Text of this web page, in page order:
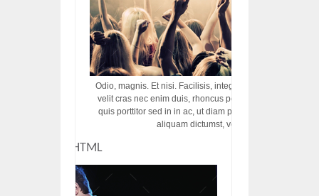
Odio, magnis. Et nisi. Facilisis, integer! Risus augue! Non
velit cras nec enim duis, rhoncus porttitor ac vut rhoncus
quis porttitor sed in in ac, ut diam porttitor odio nunc
aliquam dictumst, vel amet tincidunt
CUSTOM HTML